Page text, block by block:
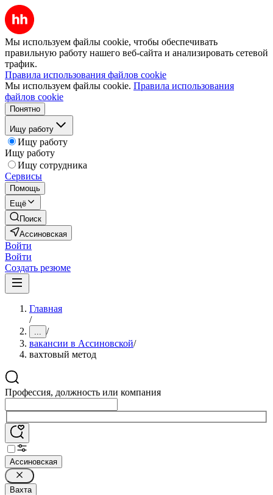
Мы используем файлы cookie, чтобы обеспечивать
правильную работу нашего веб-сайта и анализировать сетевой
трафик.
Правила использования файлов cookie
Мы используем файлы cookie. Правила использования
файлов cookie
Понятно
Ищу работу
Ищу работу
Ищу работу
Ищу сотрудника
Сервисы
Помощь
Ещё
Поиск
Ассиновская
Войти
Войти
Создать резюме
Главная
/
... /
вакансии в Ассиновской/
вахтовый метод
Профессия, должность или компания
Ассиновская
Вахта